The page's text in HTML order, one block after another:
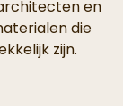
en
die
zijn.